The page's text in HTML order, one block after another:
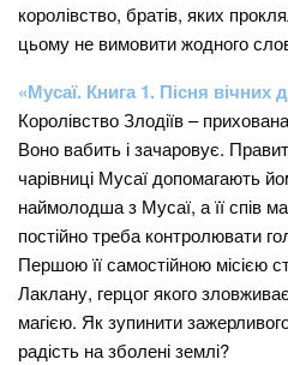
королівство, братів, яких
цьому не вимовити жодного
«Мусаї. Книга 1. Пісня вічних
Королівство Злодіїв –
Воно вабить і зачаровує.
чарівниці Мусаї допомагають
наймолодша з Мусаї, а її спів
постійно треба контролювати
Першою її самостійною місією
Лаклану, герцог якого
магією. Як зупинити
радість на зболені землі?